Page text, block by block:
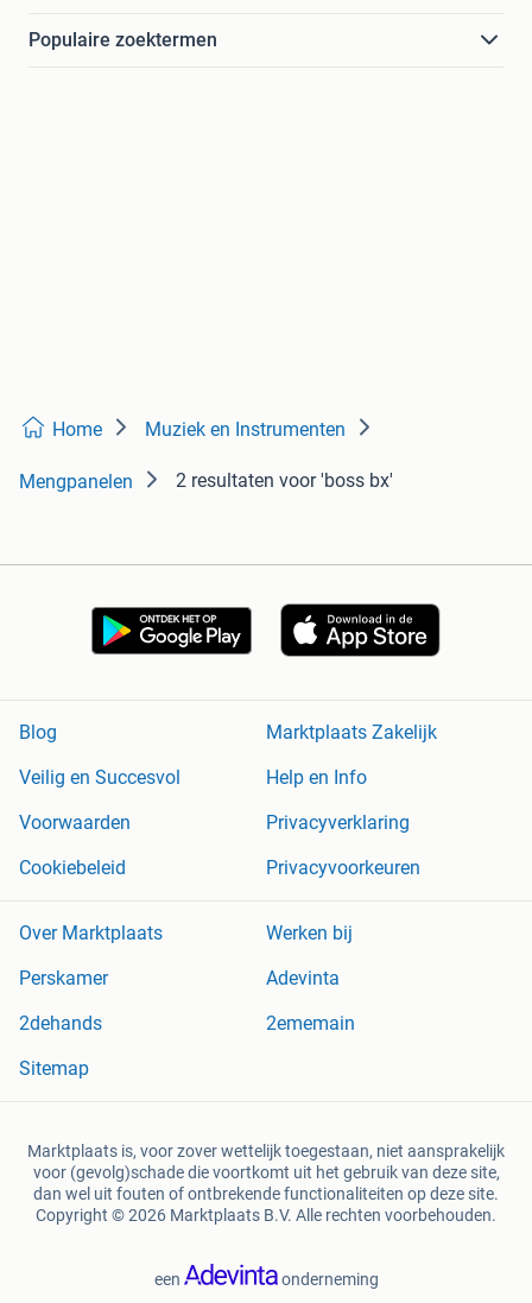
Populaire zoektermen
Home Muziek en Instrumenten
Mengpanelen 2 resultaten voor 'boss bx'
Blog
Marktplaats Zakelijk
Veilig en Succesvol
Help en Info
Voorwaarden
Privacyverklaring
Cookiebeleid
Privacyvoorkeuren
Over Marktplaats
Werken bij
Perskamer
Adevinta
2dehands
2ememain
Sitemap
Marktplaats is, voor zover wettelijk toegestaan, niet aansprakelijk
voor (gevolg)schade die voortkomt uit het gebruik van deze site,
dan wel uit fouten of ontbrekende functionaliteiten op deze site.
Copyright © 2026 Marktplaats B.V. Alle rechten voorbehouden.
een onderneming